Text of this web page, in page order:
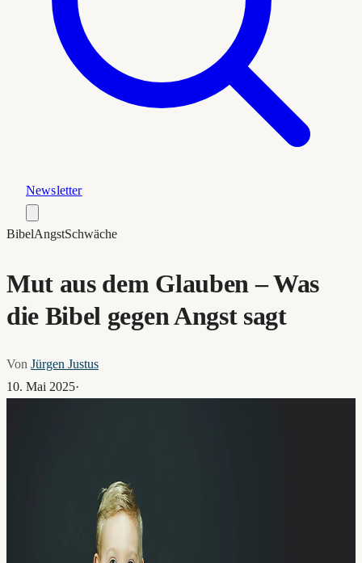
Newsletter
BibelAngstSchwäche
Mut aus dem Glauben – Was
die Bibel gegen Angst sagt
Von Jürgen Justus
10. Mai 2025·